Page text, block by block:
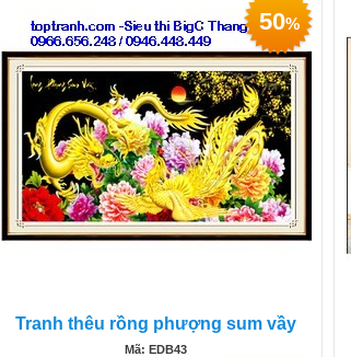
Tranh thêu rồng phượng sum vầy
Mã: EDB43
50%